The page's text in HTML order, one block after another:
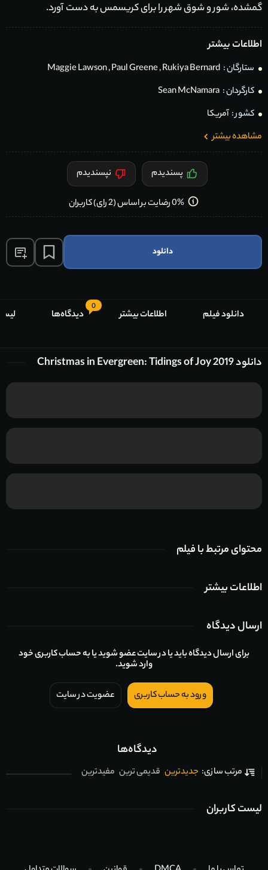
گمشده، شور و شوق شهر را برای کریسمس به دست آورد.
اطلاعات بیشتر
ستارگان : Maggie Lawson,Paul Greene,Rukiya Bernard
کارگردان : Sean McNamara
کشور : آمریکا
مشاهده بیشتر
پسندیدم نپسندیدم
0% رضایت بر اساس (2 رای) کاربران
دانلود
دانلود فیلم اطلاعات بیشتر
0
دیدگاه‌ها
دانلود Christmas in Evergreen: Tidings of Joy 2019
محتوای مرتبط با فیلم
اطلاعات بیشتر
ارسال دیدگاه
برای ارسال دیدگاه باید یا در سایت عضو شوید یا به حساب کاربری خود
وارد شوید.
ورود به حساب کاربری عضویت در سایت
دیدگاه‌ها
مرتب سازی: جدیدترین قدیمی ترین مفیدترین
لیست کاربران